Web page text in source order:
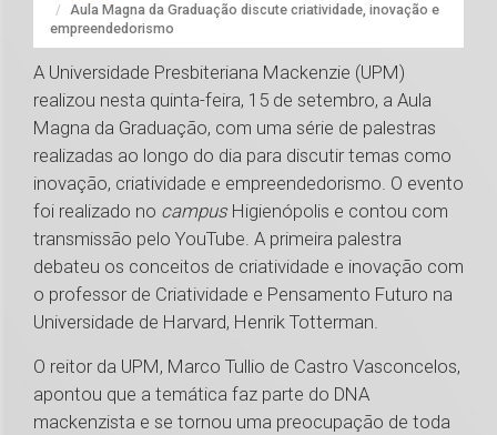
Aula Magna da Graduação discute criatividade, inovação e
empreendedorismo
A Universidade Presbiteriana Mackenzie (UPM)
realizou nesta quinta-feira, 15 de setembro, a Aula
Magna da Graduação, com uma série de palestras
realizadas ao longo do dia para discutir temas como
inovação, criatividade e empreendedorismo. O evento
foi realizado no campus Higienópolis e contou com
transmissão pelo YouTube. A primeira palestra
debateu os conceitos de criatividade e inovação com
o professor de Criatividade e Pensamento Futuro na
Universidade de Harvard, Henrik Totterman.
O reitor da UPM, Marco Tullio de Castro Vasconcelos,
apontou que a temática faz parte do DNA
mackenzista e se tornou uma preocupação de toda